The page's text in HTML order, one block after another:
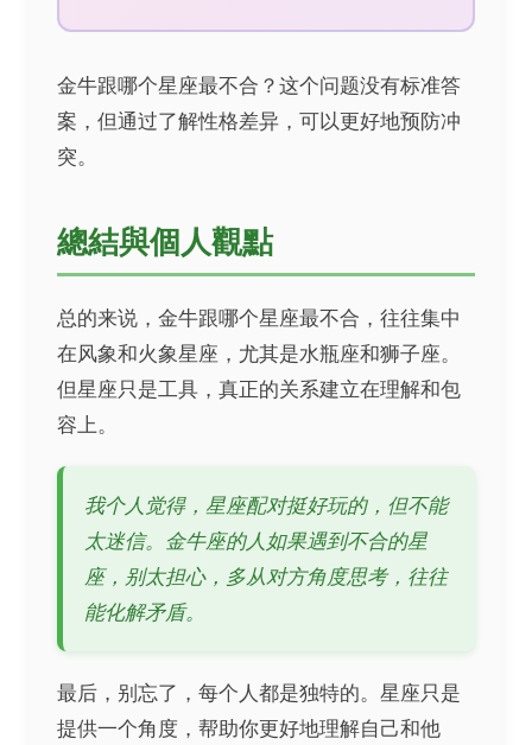
金牛跟哪个星座最不合？这个问题没有标准答
案，但通过了解性格差异，可以更好地预防冲
突。
總結與個人觀點
总的来说，金牛跟哪个星座最不合，往往集中
在风象和火象星座，尤其是水瓶座和狮子座。
但星座只是工具，真正的关系建立在理解和包
容上。
我个人觉得，星座配对挺好玩的，但不能
太迷信。金牛座的人如果遇到不合的星
座，别太担心，多从对方角度思考，往往
能化解矛盾。
最后，别忘了，每个人都是独特的。星座只是
提供一个角度，帮助你更好地理解自己和他